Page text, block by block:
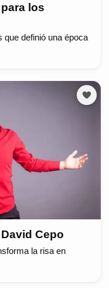
los
que definió una época
Cepo
la risa en